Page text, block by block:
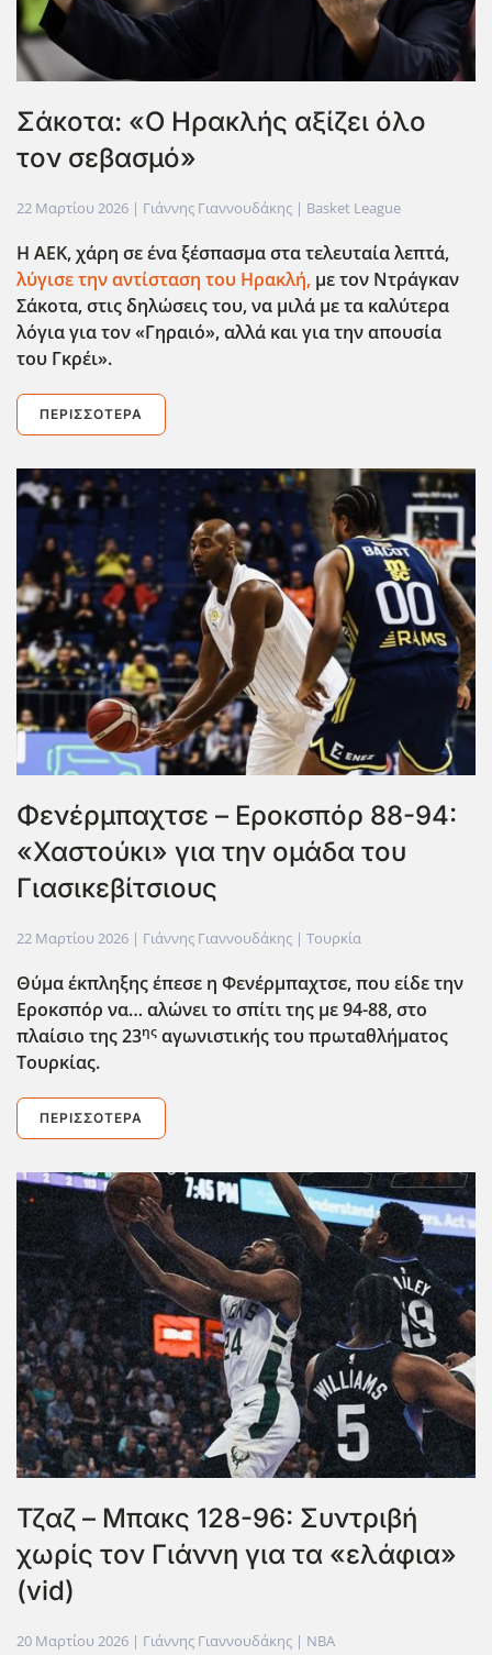
Σάκοτα: «Ο Ηρακλής αξίζει όλο
τον σεβασμό»
22 Μαρτίου 2026 | Γιάννης Γιαννουδάκης | Basket League
Η ΑΕΚ, χάρη σε ένα ξέσπασμα στα τελευταία λεπτά,
λύγισε την αντίσταση του Ηρακλή, με τον Ντράγκαν
Σάκοτα, στις δηλώσεις του, να μιλά με τα καλύτερα
λόγια για τον «Γηραιό», αλλά και για την απουσία
του Γκρέι».
ΠΕΡΙΣΣΌΤΕΡΑ
Φενέρμπαχτσε – Εροκσπόρ 88-94:
«Χαστούκι» για την ομάδα του
Γιασικεβίτσιους
22 Μαρτίου 2026 | Γιάννης Γιαννουδάκης | Τουρκία
Θύμα έκπληξης έπεσε η Φενέρμπαχτσε, που είδε την
Εροκσπόρ να… αλώνει το σπίτι της με 94-88, στο
πλαίσιο της 23ης αγωνιστικής του πρωταθλήματος
Τουρκίας.
ΠΕΡΙΣΣΌΤΕΡΑ
Τζαζ – Μπακς 128-96: Συντριβή
χωρίς τον Γιάννη για τα «ελάφια»
(vid)
20 Μαρτίου 2026 | Γιάννης Γιαννουδάκης | NBA